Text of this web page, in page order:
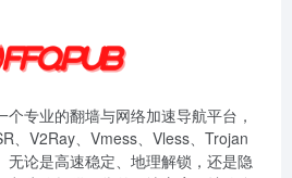
专业的翻墙与网络加速导航平台，
、V2Ray、Vmess、Vless、Trojan
无论是高速稳定、地理解锁，还是隐